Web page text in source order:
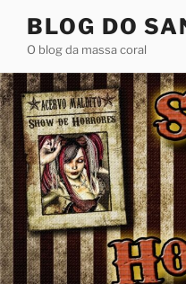
conteúdo
BLOG DO
O blog da massa coral